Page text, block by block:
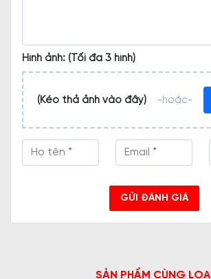
Hình ảnh: (Tối đa 3 hình)
(Kéo thả ảnh vào đây) -hoặc-
GỬI ĐÁNH GIÁ
SẢN PHẨM CÙNG LOẠI